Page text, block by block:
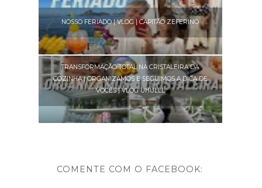
NOSSO FERIADO | VLOG | CAPITÃO ZEFERINO
TRANSFORMAÇÃO TOTAL NA CRISTALEIRA DA
COZINHA | ORGANIZAMOS E SEGUIMOS A DICA DE
VOCÊS | VLOG UHULLL
COMENTE COM O FACEBOOK: